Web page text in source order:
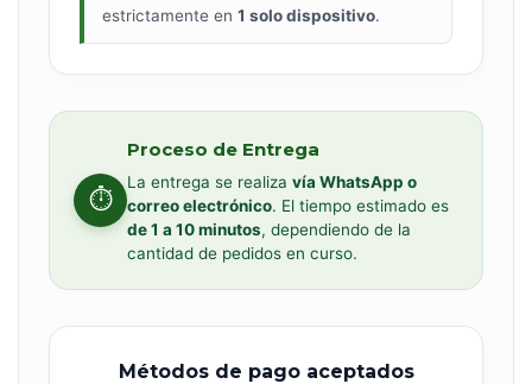
estrictamente en 1 solo dispositivo.
⏱️
Proceso de Entrega
La entrega se realiza vía WhatsApp o
correo electrónico. El tiempo estimado es
de 1 a 10 minutos, dependiendo de la
cantidad de pedidos en curso.
Métodos de pago aceptados